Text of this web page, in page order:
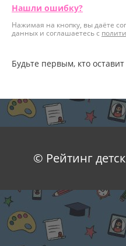
Нашли ошибку?
Нажимая на кнопку, вы даёте
данных и соглашаетесь с
Будьте первым, кто
© Рейтинг